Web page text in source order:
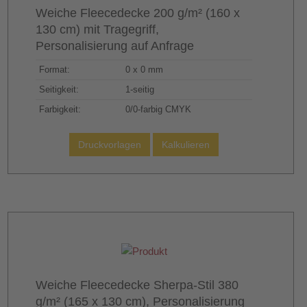
Entdecken Sie kuschelige Fleecedecken und gestalten
- Flauschige Fleecedecken in verschiedenen Größen,
Farben & Ausführungen
- Erhältlich u. a. in Weiß, Schwarz, Rot, Blau, Grün, Beige
- Zwei Formate einseitig bedruckbar: 100 × 135 cm & 135 ×
Fleecedecke mit Foto bedrucken –
Anlass
Weiche Fleecedecke 200 g/m² (160 x
130 cm) mit Tragegriff,
Personalisierung auf Anfrage
Format:
0 x 0 mm
Seitigkeit:
1-seitig
Farbigkeit:
0/0-farbig CMYK
Druckvorlagen
Weiche Fleecedecke Sherpa-Stil 380
g/m² (165 x 130 cm), Personalisierung